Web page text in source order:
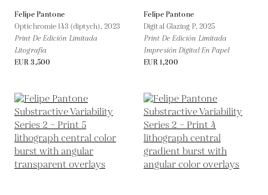
Felipe Pantone
Optichromie 143 (diptych), 2023
Print De Edición Limitada
Litografía
EUR 3,500
Felipe Pantone
Digital Glazing P, 2025
Print De Edición Limitada
Impresión Digital En Papel
EUR 1,200